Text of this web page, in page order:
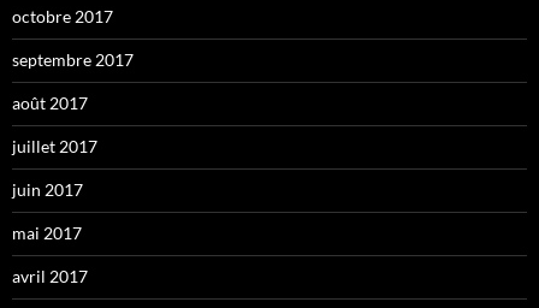
octobre 2017
septembre 2017
août 2017
juillet 2017
juin 2017
mai 2017
avril 2017